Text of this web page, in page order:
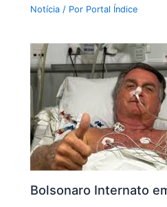
Notícia / Por Portal Índice
Bolsonaro Internato